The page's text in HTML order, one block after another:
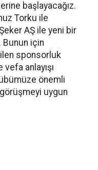
başlayacağız.
Torku ile
AŞ ile yeni bir
Bunun için
sponsorluk
anlayışı
önemli
uygun